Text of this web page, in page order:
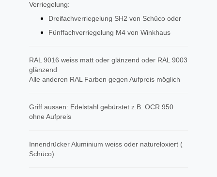
Verriegelung:
Dreifachverriegelung SH2 von Schüco oder
Fünffachverriegelung M4 von Winkhaus
RAL 9016 weiss matt oder glänzend oder RAL 9003
glänzend
Alle anderen RAL Farben gegen Aufpreis möglich
Griff aussen: Edelstahl gebürstet z.B. OCR 950
ohne Aufpreis
Innendrücker Aluminium weiss oder natureloxiert (
Schüco)